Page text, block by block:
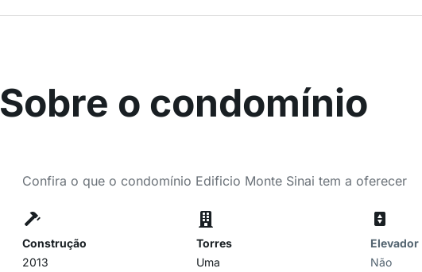
Sobre o condomínio
Confira o que o condomínio Edificio Monte Sinai tem a oferecer
Construção
2013
Torres
Uma
Elevador
Não